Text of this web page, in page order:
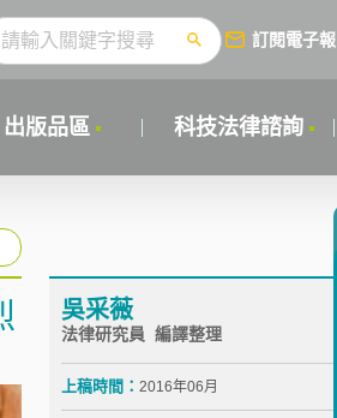
訂閱電子報
出版品區 科技法律諮詢
吳采薇
法律研究員 編譯整理
上稿時間： 2016年06月